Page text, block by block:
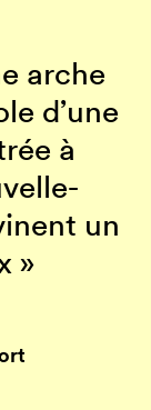
arche
d’une
à
un
»